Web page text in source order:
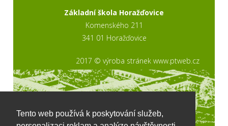
Tento web používá k poskytování služeb,
Základní škola Horažďovice
Komenského 211
341 01 Horažďovice
2017 © výroba stránek www.ptweb.cz